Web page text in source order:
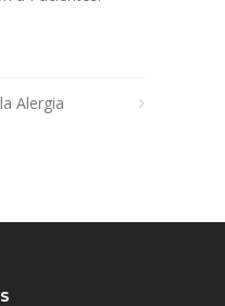
Alergia